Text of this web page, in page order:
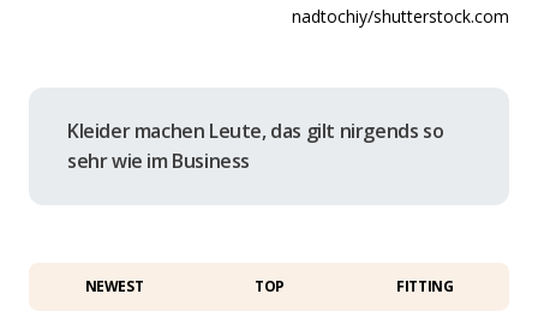
nadtochiy/shutterstock.com
Kleider machen Leute, das gilt nirgends so
sehr wie im Business
NEWEST TOP FITTING